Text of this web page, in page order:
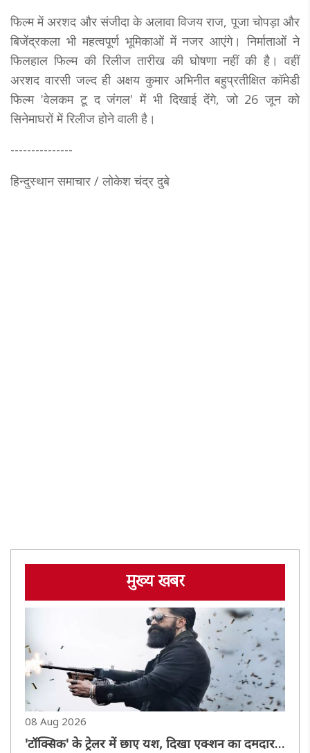
फिल्म में अरशद और संजीदा के अलावा विजय राज, पूजा चोपड़ा और
बिजेंद्रकला भी महत्वपूर्ण भूमिकाओं में नजर आएंगे। निर्माताओं ने
फिलहाल फिल्म की रिलीज तारीख की घोषणा नहीं की है। वहीं
अरशद वारसी जल्द ही अक्षय कुमार अभिनीत बहुप्रतीक्षित कॉमेडी
फिल्म 'वेलकम टू द जंगल' में भी दिखाई देंगे, जो 26 जून को
सिनेमाघरों में रिलीज होने वाली है।
---------------
हिन्दुस्थान समाचार / लोकेश चंद्र दुबे
मुख्य खबर
08 Aug 2026
'टॉक्सिक' के ट्रेलर में छाए यश, दिखा एक्शन का दमदार